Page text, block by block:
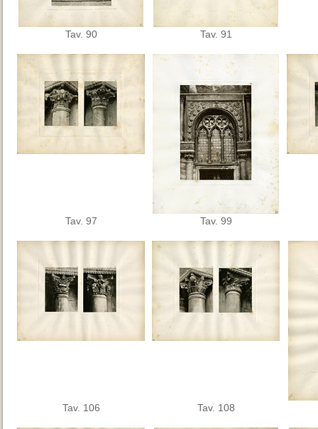
Tav. 90 Tav. 91
Tav. 97 Tav. 99
Tav. 106 Tav. 108